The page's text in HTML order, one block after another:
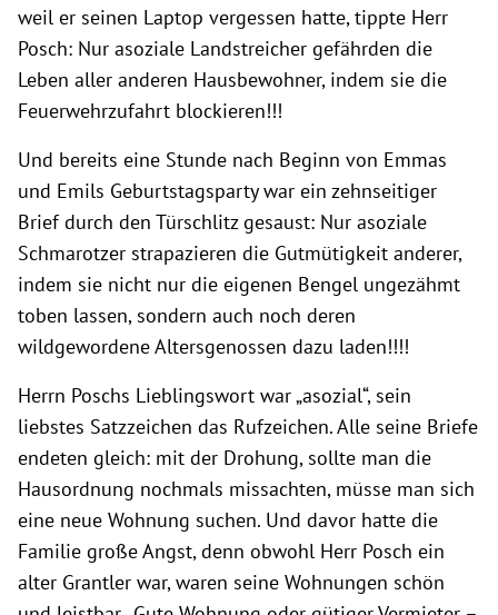
weil er seinen Laptop vergessen hatte, tippte Herr
Posch: Nur asoziale Landstreicher gefährden die
Leben aller anderen Hausbewohner, indem sie die
Feuerwehrzufahrt blockieren!!!
Und bereits eine Stunde nach Beginn von Emmas
und Emils Geburtstagsparty war ein zehnseitiger
Brief durch den Türschlitz gesaust: Nur asoziale
Schmarotzer strapazieren die Gutmütigkeit anderer,
indem sie nicht nur die eigenen Bengel ungezähmt
toben lassen, sondern auch noch deren
wildgewordene Altersgenossen dazu laden!!!!
Herrn Poschs Lieblingswort war „asozial“, sein
liebstes Satzzeichen das Rufzeichen. Alle seine Briefe
endeten gleich: mit der Drohung, sollte man die
Hausordnung nochmals missachten, müsse man sich
eine neue Wohnung suchen. Und davor hatte die
Familie große Angst, denn obwohl Herr Posch ein
alter Grantler war, waren seine Wohnungen schön